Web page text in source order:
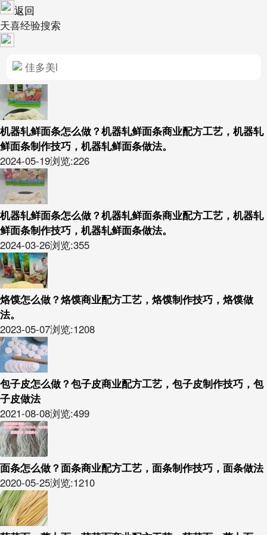
返回
天喜经验搜索
机器轧鲜面条怎么做？机器轧鲜面条商业配方工艺，机器轧
鲜面条制作技巧，机器轧鲜面条做法。
2024-05-19浏览:226
机器轧鲜面条怎么做？机器轧鲜面条商业配方工艺，机器轧
鲜面条制作技巧，机器轧鲜面条做法。
2024-03-26浏览:355
烙馍怎么做？烙馍商业配方工艺，烙馍制作技巧，烙馍做
法。
2023-05-07浏览:1208
包子皮怎么做？包子皮商业配方工艺，包子皮制作技巧，包
子皮做法
2021-08-08浏览:499
面条怎么做？面条商业配方工艺，面条制作技巧，面条做法
2020-05-25浏览:1210